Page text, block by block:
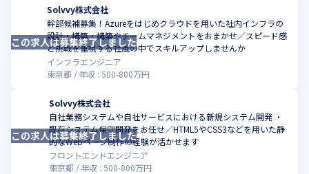
今後も新たな領域へ積極的にチャレンジすることで、価値提供の
幅を拡げていきます。
Solvvy株式会社
幹部候補募集！Azureをはじめクラウドを用いた社内インフラの
設計・構築・構築やチームマネジメントをおまかせ／スピード感
と挑戦を重視する社風の中でスキルアップしませんか
インフラエンジニア
東京都
年収 :500-800万円
この求人は募集終了しました
Solvvy株式会社
自社業務システムや自社サービスにおける新規システム開発 ・
既存システム保守開発をお任せ／HTML5やCSS3などを用いた静
的なWebページ制作の経験が活かせます
フロントエンドエンジニア
東京都
年収 :500-800万円
この求人は募集終了しました